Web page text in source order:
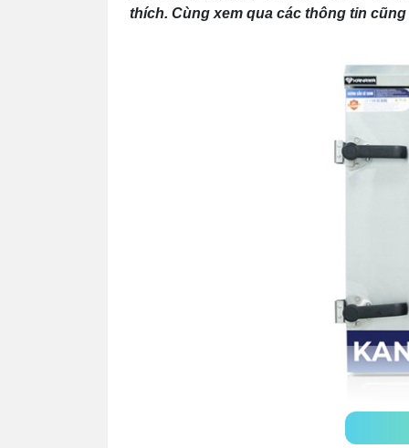
thích. Cùng xem qua các thông tin